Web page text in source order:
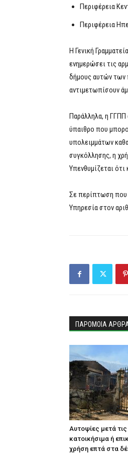
Περιφέρεια
Περιφέρεια
Η Γενική
ενημερώσει τις
δήμους αυτών των
αντιμετωπίσουν
Παράλληλα, η ΓΓΠΠ
ύπαιθρο που
υπολειμμάτων
συγκόλλησης, η
Υπενθυμίζεται
Σε περίπτωση που
Υπηρεσία στον
ΠΑΡΟΜΟΙΑ
Αυτοψίες μετά
κατοικήσιμα ή
χρήση επτά στα